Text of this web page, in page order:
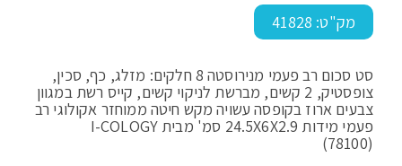
מק"ט: 41828
סט סכום רב פעמי מנירוסטה 8 חלקים: מזלג, כף, סכין,
צופסטיק, 2 קשים, מברשת לניקוי קשים, קייס רשת במגוון
צבעים ארוז בקופסה עשויה מקש חיטה ממוחזר אקולוגי רב
פעמי מידות 24.5X6X2.9 סמ' מבית I-COLOGY
(78100)